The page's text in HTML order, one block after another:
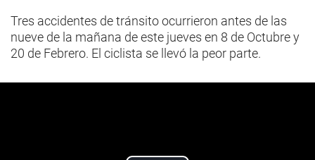
Tres accidentes de tránsito ocurrieron antes de las
nueve de la mañana de este jueves en 8 de Octubre y
20 de Febrero. El ciclista se llevó la peor parte.